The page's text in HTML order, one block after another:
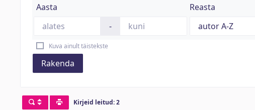
Aasta
-
Reasta
Kuva ainult täistekste
Rakenda
Kirjeid leitud: 2